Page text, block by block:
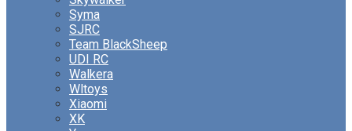
Syma
SJRC
Team BlackSheep
UDI RC
Walkera
Wltoys
Xiaomi
XK